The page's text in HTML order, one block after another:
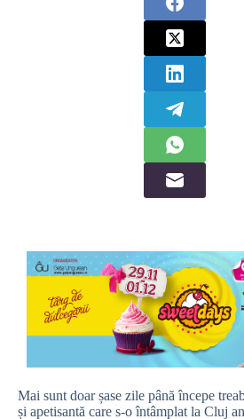
Mai sunt doar șase zile până începe
și apetisantă care s-o întâmplat la Cluj